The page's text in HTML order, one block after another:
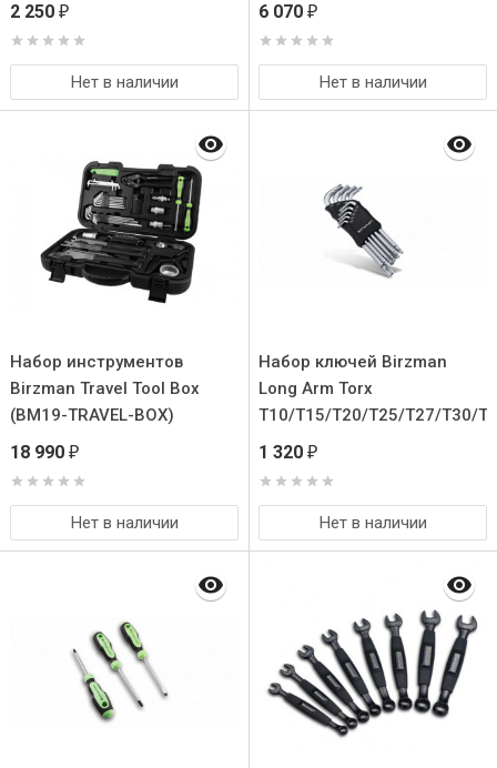
2 250 ₽
Нет в наличии
6 070 ₽
Нет в наличии
Набор инструментов
Birzman Travel Tool Box
(BM19-TRAVEL-BOX)
18 990 ₽
Нет в наличии
Набор ключей Birzman
Long Arm Torx
T10/T15/T20/T25/T27/T30/
(BM12-ST-ATC03-K)
1 320 ₽
Нет в наличии